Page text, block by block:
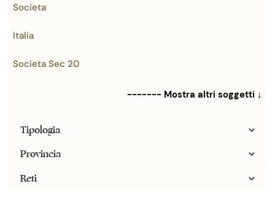
Societa
Italia
Societa Sec 20
------- Mostra altri soggetti ↓
Tipologia
Provincia
Reti